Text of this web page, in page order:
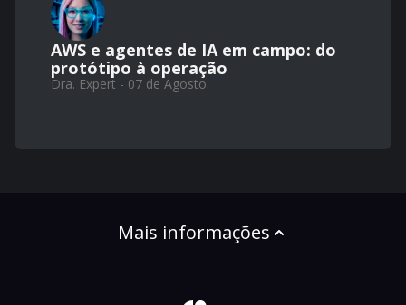
AWS e agentes de IA em campo: do
protótipo à operação
Dra. Expert - 07 de Agosto
Mais informações